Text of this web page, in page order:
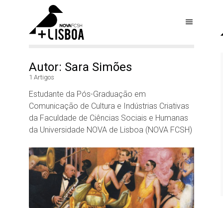
Autor: Sara Simões
1 Artigos
Estudante da Pós-Graduação em
Comunicação de Cultura e Indústrias Criativas
da Faculdade de Ciências Sociais e Humanas
da Universidade NOVA de Lisboa (NOVA FCSH)